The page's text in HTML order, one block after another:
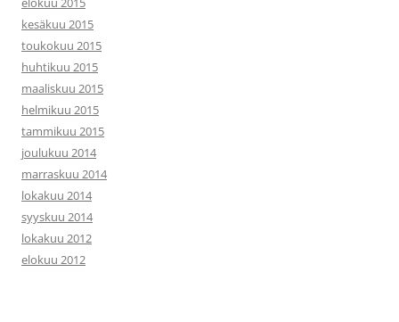
kesäkuu 2015
toukokuu 2015
huhtikuu 2015
maaliskuu 2015
helmikuu 2015
tammikuu 2015
joulukuu 2014
marraskuu 2014
lokakuu 2014
syyskuu 2014
lokakuu 2012
elokuu 2012